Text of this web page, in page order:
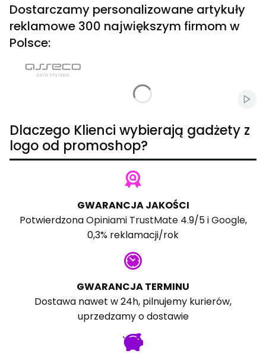
Dostarczamy personalizowane artykuły
reklamowe 300 największym firmom w
Polsce:
Dlaczego Klienci wybierają gadżety z
logo od promoshop?
GWARANCJA JAKOŚCI
PotwierdzonaOpiniami TrustMate4.9/5 iGoogle,
0,3% reklamacji/rok
GWARANCJA TERMINU
Dostawa nawet w 24h, pilnujemy kurierów,
uprzedzamy o dostawie